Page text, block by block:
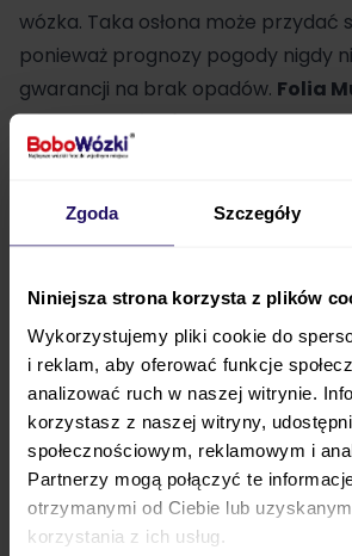
Zgoda Szczegóły
Niniejsza strona korzysta z plików
Wykorzystujemy pliki cookie do
i reklam, aby oferować funkcje
analizować ruch w naszej witrynie.
korzystasz z naszej witryny,
społecznościowym, reklamowym i
Partnerzy mogą połączyć te
otrzymanymi od Ciebie lub
korzystania z ich usług.
wózka. Taka osłona może przydać
ponieważ prognozy pogody nigdy
gwarancji na brak opadów. Folia
mała po złożeniu, więc możesz
koszu zakupowym wózka,
a
jest bardzo proste i wygodne.
wykorzystać specjalne rzepy, co
krótką chwilę. Dodatkowo w folii
wbudowana wentylacja
, która
odpowiednidostęp powietrza do
teraz deszcz podczas spacerów
dziecka nieprzyjemnym dodatkiem.
Parametry techniczne
FAQ